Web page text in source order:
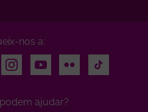
nos a:
InstagramYoutubeFlickr TikTok
ajudar?